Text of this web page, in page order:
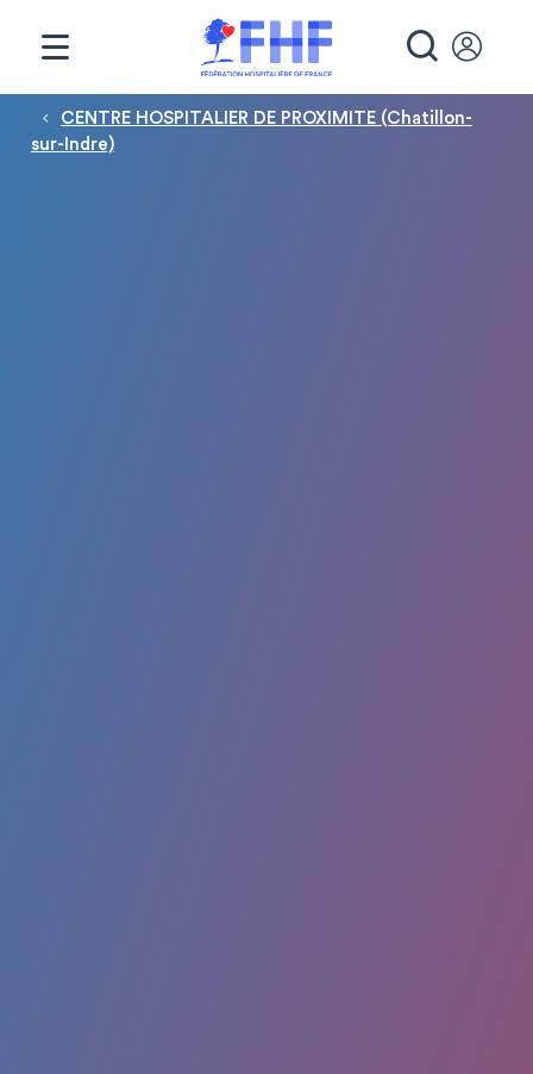
Fil d'Ariane
CENTRE HOSPITALIER DE PROXIMITE (Chatillon-
sur-Indre)
Panneau de gestion des cookies